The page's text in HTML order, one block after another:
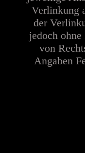
Verlinkung
der
jedoch
von
Angaben